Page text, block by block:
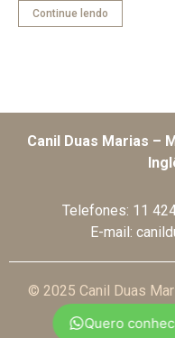
Continue lendo
Canil Duas Marias –
Telefones: 11
E-mail:
© 2025 Canil Duas
Quero